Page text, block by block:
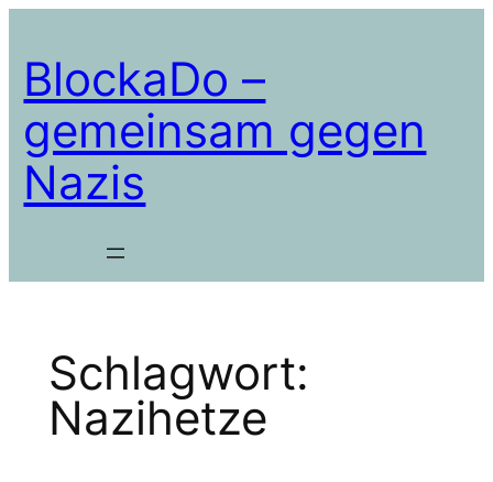
springen
BlockaDo –
gemeinsam gegen
Nazis
Schlagwort:
Nazihetze